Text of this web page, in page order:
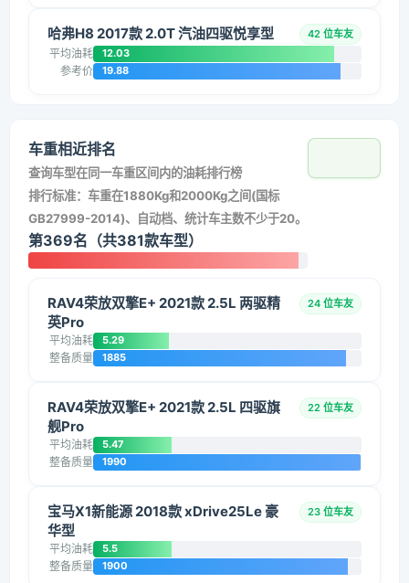
哈弗H8 2017款 2.0T 汽油四驱悦享型 42 位车友
平均油耗 12.03
参考价 19.88
车重相近排名
查询车型在同一车重区间内的油耗排行榜
排行标准：车重在1880Kg和2000Kg之间(国标
GB27999-2014)、自动档、统计车主数不少于20。
第369名（共381款车型）
RAV4荣放双擎E+ 2021款 2.5L 两驱精
英Pro
24 位车友
平均油耗 5.29
整备质量 1885
RAV4荣放双擎E+ 2021款 2.5L 四驱旗
舰Pro
22 位车友
平均油耗 5.47
整备质量 1990
宝马X1新能源 2018款 xDrive25Le 豪
华型
23 位车友
平均油耗 5.5
整备质量 1900